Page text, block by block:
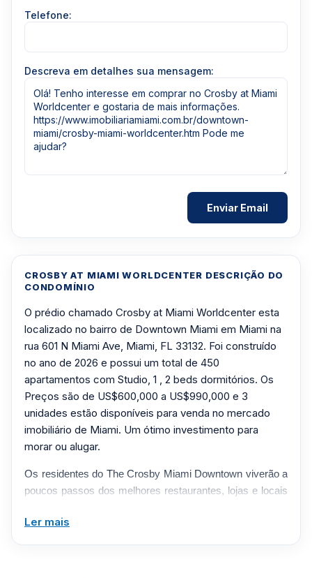
CROSBY AT MIAMI WORLDCENTER DESCRIÇÃO DO
CONDOMÍNIO
O prédio chamado Crosby at Miami Worldcenter esta
localizado no bairro de Downtown Miami em Miami na
rua 601 N Miami Ave, Miami, FL 33132. Foi construído
no ano de 2026 e possui um total de 450
apartamentos com Studio, 1 , 2 beds dormitórios. Os
Preços são de US$600,000 a US$990,000 e 3
unidades estão disponíveis para venda no mercado
imobiliário de Miami. Um ótimo investimento para
morar ou alugar.
Os residentes do The Crosby Miami Downtown viverão a
poucos passos dos melhores restaurantes, lojas e locais
permitido em estúdios e residências mobiliadas de 1 e 2
Ler mais
Telefone:
Descreva em detalhes sua mensagem: